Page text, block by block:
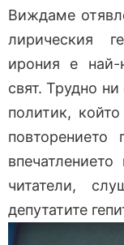
Виждаме
лирическия
ирония е най-
свят. Трудно
политик,
читатели,
депутатите